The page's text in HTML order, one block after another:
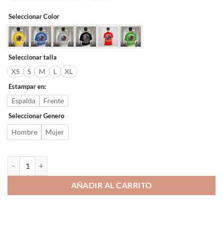
Seleccionar Color
Seleccionar talla
XS S M L XL
Estampar en:
Espalda Frente
Seleccionar Genero
Hombre Mujer
AÑADIR AL CARRITO